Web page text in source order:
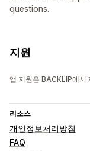
questions.
지원
앱 지원은 BACKLIP에서
리소스
개인정보처리방침
FAQ